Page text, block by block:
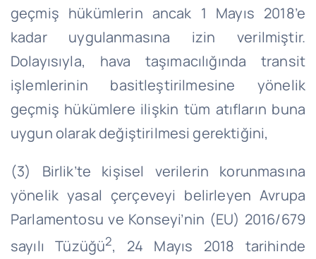
geçmiş hükümlerin ancak 1 Mayıs 2018’e
kadar uygulanmasına izin verilmiştir.
Dolayısıyla, hava taşımacılığında transit
işlemlerinin basitleştirilmesine yönelik
geçmiş hükümlere ilişkin tüm atıfların buna
uygun olarak değiştirilmesi gerektiğini,
(3) Birlik’te kişisel verilerin korunmasına
yönelik yasal çerçeveyi belirleyen Avrupa
Parlamentosu ve Konseyi’nin (EU) 2016/679
sayılı Tüzüğü2, 24 Mayıs 2018 tarihinde